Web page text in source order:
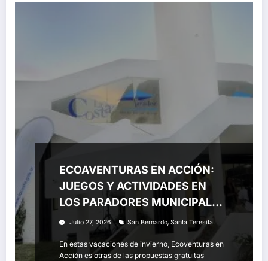
ECOAVENTURAS EN ACCIÓN:
JUEGOS Y ACTIVIDADES EN
LOS PARADORES MUNICIPALES
DE SANTA TERESITA Y SAN
BERNARDO
Julio 27, 2026 San Bernardo, Santa Teresita
En estas vacaciones de invierno, Ecoventuras en
Acción es otras de las propuestas gratuitas